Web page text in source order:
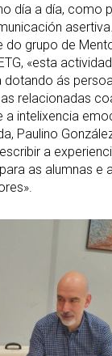
día a día, como
do grupo de
«esta
ás
relacionadas
intelixencia
Paulino
a
as alumnas e